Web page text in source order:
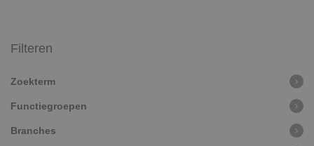
Filteren
Zoekterm
Functiegroepen
Branches